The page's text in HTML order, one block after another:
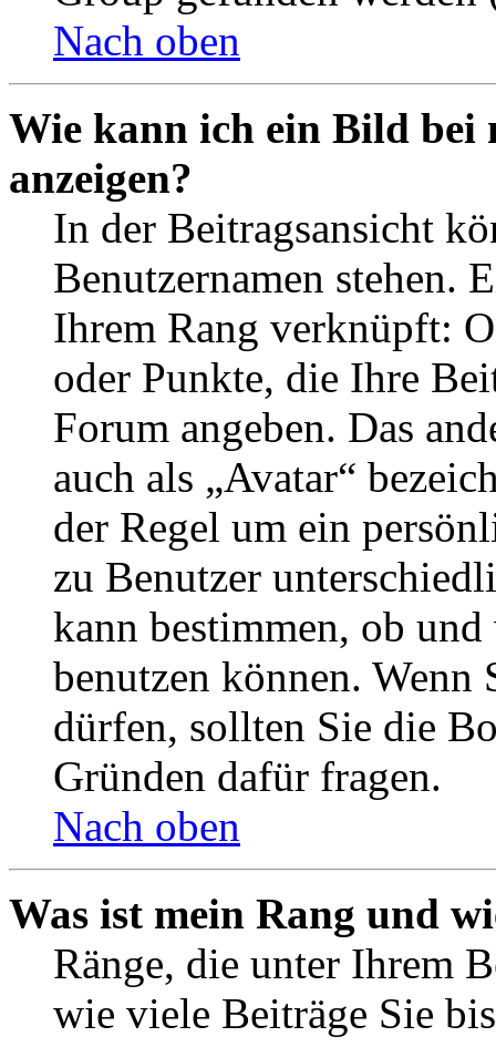
Nach oben
Wie kann ich ein Bild bei
anzeigen?
In der Beitragsansicht
Benutzernamen stehen.
Ihrem Rang verknüpft:
oder Punkte, die Ihre
Forum angeben. Das
auch als „Avatar“
der Regel um ein
zu Benutzer
kann bestimmen, ob
benutzen können. Wenn
dürfen, sollten Sie die
Gründen dafür fragen.
Nach oben
Was ist mein Rang und
Ränge, die unter Ihrem
wie viele Beiträge Sie